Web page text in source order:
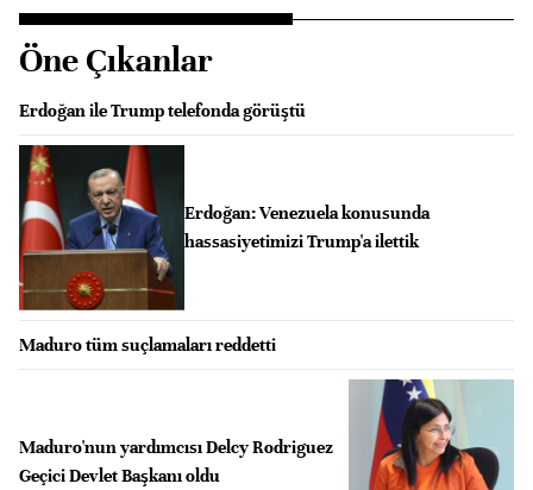
Öne Çıkanlar
Erdoğan ile Trump telefonda görüştü
Erdoğan: Venezuela konusunda
hassasiyetimizi Trump'a ilettik
Maduro tüm suçlamaları reddetti
Maduro'nun yardımcısı Delcy Rodriguez
Geçici Devlet Başkanı oldu